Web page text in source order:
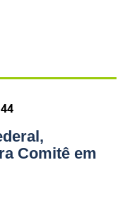
Comitê em